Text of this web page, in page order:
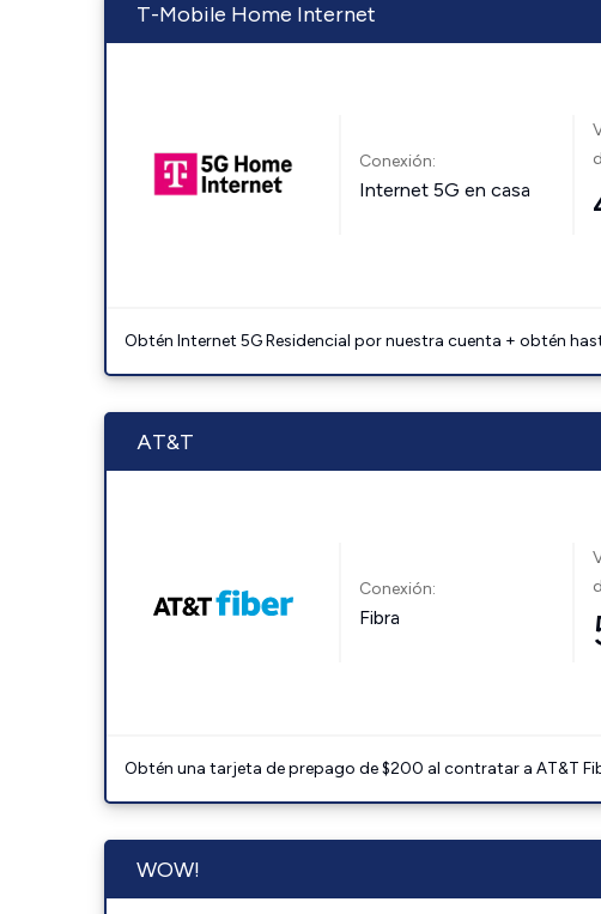
T-Mobile Home Internet
Conexión:
Internet 5G en casa
Obtén Internet 5G Residencial por nuestra cuenta + obtén
AT&T
Conexión:
Fibra
Obtén una tarjeta de prepago de $200 al contratar a AT&T
WOW!